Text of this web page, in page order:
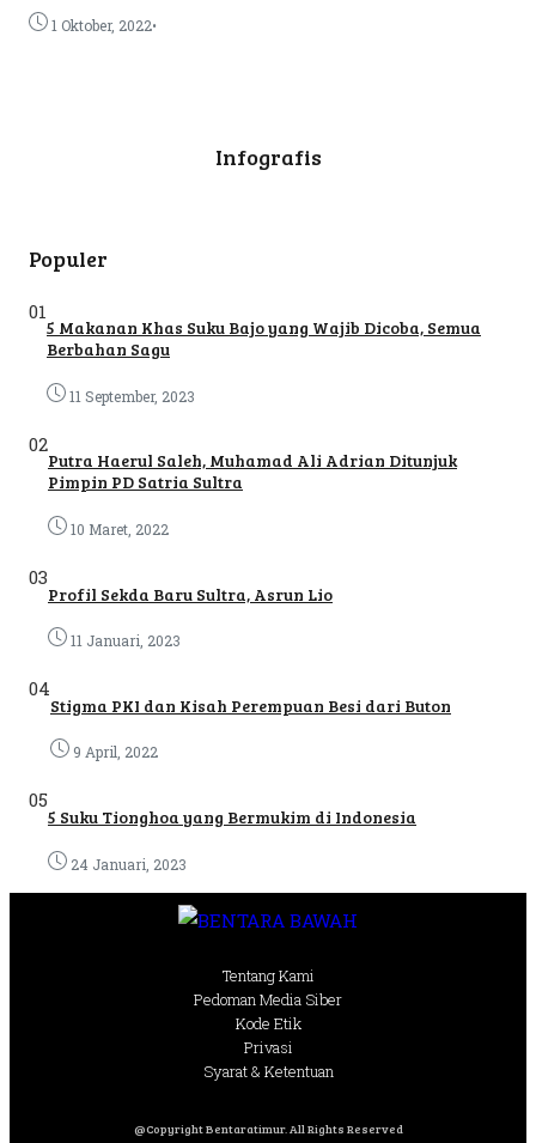
1 Oktober, 2022•
Infografis
Populer
01
5 Makanan Khas Suku Bajo yang Wajib Dicoba, Semua
Berbahan Sagu
11 September, 2023
02
Putra Haerul Saleh, Muhamad Ali Adrian Ditunjuk
Pimpin PD Satria Sultra
10 Maret, 2022
03
Profil Sekda Baru Sultra, Asrun Lio
11 Januari, 2023
04
Stigma PKI dan Kisah Perempuan Besi dari Buton
9 April, 2022
05
5 Suku Tionghoa yang Bermukim di Indonesia
24 Januari, 2023
Tentang Kami
Pedoman Media Siber
Kode Etik
Privasi
Syarat & Ketentuan
@Copyright Bentaratimur. All Rights Reserved